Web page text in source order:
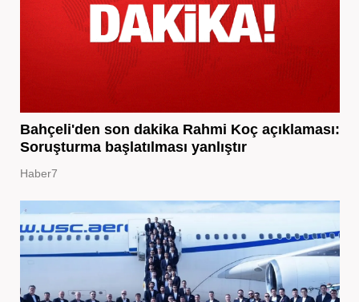
Bahçeli'den son dakika Rahmi Koç açıklaması:
Soruşturma başlatılması yanlıştır
Haber7